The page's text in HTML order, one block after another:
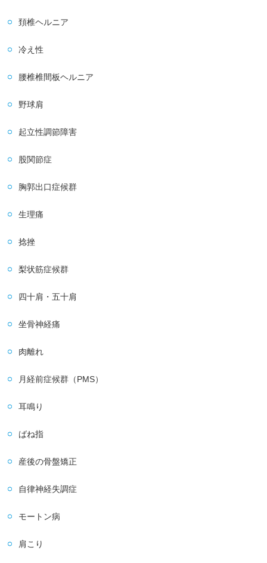
頚椎ヘルニア
冷え性
腰椎椎間板ヘルニア
野球肩
起立性調節障害
股関節症
胸郭出口症候群
生理痛
捻挫
梨状筋症候群
四十肩・五十肩
坐骨神経痛
肉離れ
月経前症候群（PMS）
耳鳴り
ばね指
産後の骨盤矯正
自律神経失調症
モートン病
肩こり